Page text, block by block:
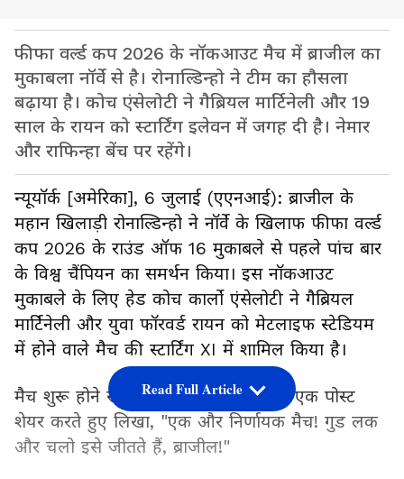
फीफा वर्ल्ड कप 2026 के नॉकआउट मैच में ब्राजील का
मुकाबला नॉर्वे से है। रोनाल्डिन्हो ने टीम का हौसला
बढ़ाया है। कोच एंसेलोटी ने गैब्रियल मार्टिनेली और 19
साल के रायन को स्टार्टिंग इलेवन में जगह दी है। नेमार
और राफिन्हा बेंच पर रहेंगे।
न्यूयॉर्क [अमेरिका], 6 जुलाई (एएनआई): ब्राजील के
महान खिलाड़ी रोनाल्डिन्हो ने नॉर्वे के खिलाफ फीफा वर्ल्ड
कप 2026 के राउंड ऑफ 16 मुकाबले से पहले पांच बार
के विश्व चैंपियन का समर्थन किया। इस नॉकआउट
मुकाबले के लिए हेड कोच कार्लो एंसेलोटी ने गैब्रियल
मार्टिनेली और युवा फॉरवर्ड रायन को मेटलाइफ स्टेडियम
में होने वाले मैच की स्टार्टिंग XI में शामिल किया है।
मैच शुरू होने से पहले रोनाल्डिन्हो ने X पर एक पोस्ट
शेयर करते हुए लिखा, "एक और निर्णायक मैच! गुड लक
और चलो इसे जीतते हैं, ब्राजील!"
Read Full Article